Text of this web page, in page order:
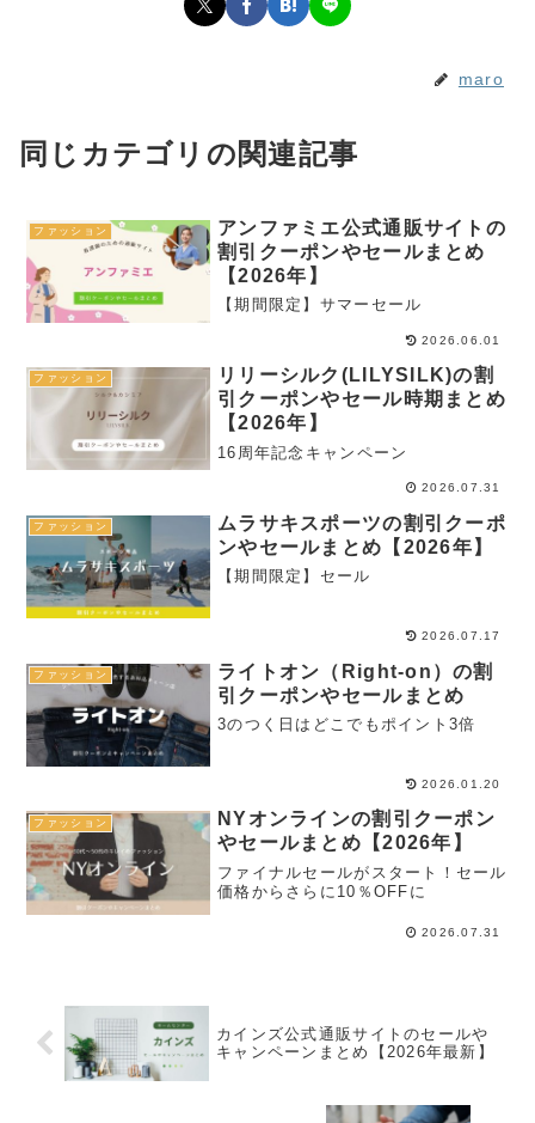
maro
同じカテゴリの関連記事
ファッション
アンファミエ公式通販サイトの
割引クーポンやセールまとめ
【2026年】
【期間限定】サマーセール
2026.06.01
ファッション
リリーシルク(LILYSILK)の割
引クーポンやセール時期まとめ
【2026年】
16周年記念キャンペーン
2026.07.31
ファッション
ムラサキスポーツの割引クーポ
ンやセールまとめ【2026年】
【期間限定】セール
2026.07.17
ファッション
ライトオン（Right-on）の割
引クーポンやセールまとめ
3のつく日はどこでもポイント3倍
2026.01.20
ファッション
NYオンラインの割引クーポン
やセールまとめ【2026年】
ファイナルセールがスタート！セール
価格からさらに10％OFFに
2026.07.31
カインズ公式通販サイトのセールや
キャンペーンまとめ【2026年最新】